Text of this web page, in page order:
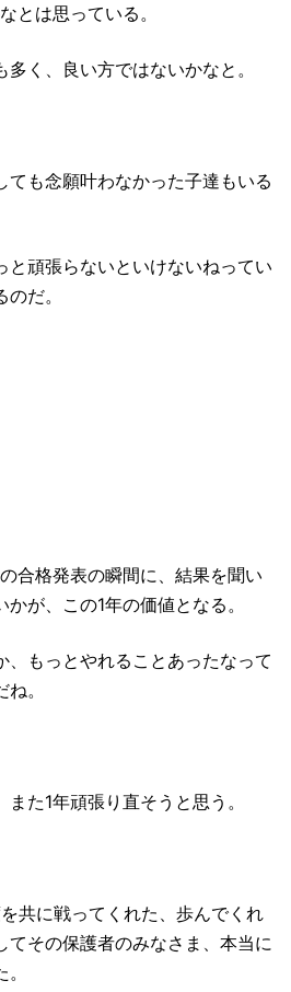
とは思っている。
く、良い方ではないかなと。
ても念願叶わなかった子達もいる
と頑張らないといけないねってい
だ。
合格発表の瞬間に、結果を聞い
が、この1年の価値となる。
、もっとやれることあったなって
。
た1年頑張り直そうと思う。
共に戦ってくれた、歩んでくれ
てその保護者のみなさま、本当に